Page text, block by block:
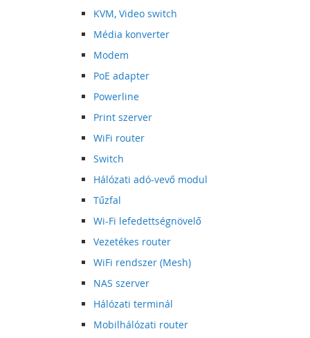
KVM, Video switch
Média konverter
Modem
PoE adapter
Powerline
Print szerver
WiFi router
Switch
Hálózati adó-vevő modul
Tűzfal
Wi-Fi lefedettségnövelő
Vezetékes router
WiFi rendszer (Mesh)
NAS szerver
Hálózati terminál
Mobilhálózati router